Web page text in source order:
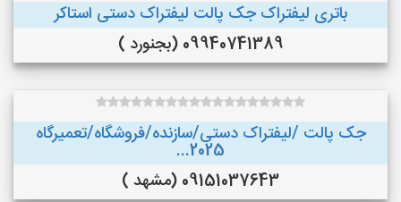
باتری لیفتراک جک پالت لیفتراک دستی استاکر
09940741389 (بجنورد )
جک پالت /لیفتراک دستی/سازنده/فروشگاه/تعمیرگاه
2025...
09151037643 (مشهد )